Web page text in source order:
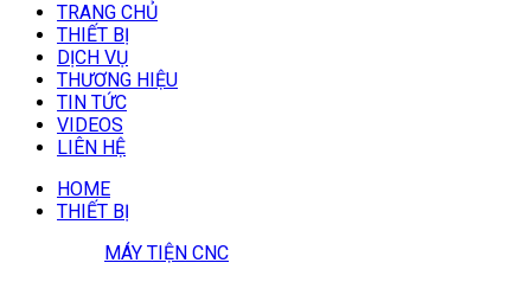
TRANG CHỦ
THIẾT BỊ
DỊCH VỤ
THƯƠNG HIỆU
TIN TỨC
VIDEOS
LIÊN HỆ
HOME
THIẾT BỊ
MÁY TIỆN CNC